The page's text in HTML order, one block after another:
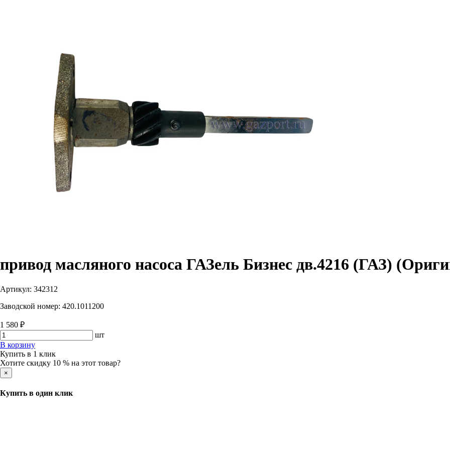
привод масляного насоса ГАЗель Бизнес дв.4216 (ГАЗ)
Артикул: 342312
Заводской номер: 420.1011200
1 580 ₽
шт
В корзину
Купить в 1 клик
Хотите скидку 10 % на этот товар?
×
Купить в один клик